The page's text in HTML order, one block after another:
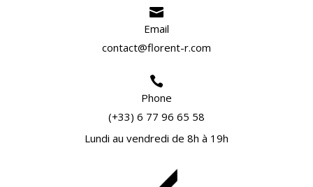

Email
contact@florent-r.com

Phone
(+33) 6 77 96 65 58
Lundi au vendredi de 8h à 19h